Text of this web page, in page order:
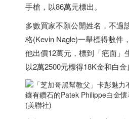
手槍，以86萬元標出。
多數買家不願公開姓名，不過
格(Kevin Nagle)一舉標得數件
他出價12萬元，標到「疤面」
以2萬2500元標得18K金和白金
鑲有鑽石的Patek Philippe白金懷
(美聯社)